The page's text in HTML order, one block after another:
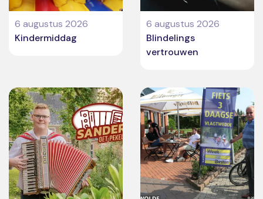
6 augustus 2026
Kindermiddag
6 augustus 2026
Blindelings
vertrouwen